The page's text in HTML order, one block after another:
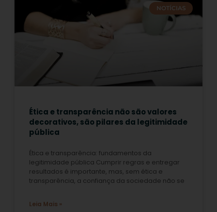
NOTÍCIAS
Ética e transparência não são valores
decorativos, são pilares da legitimidade
pública
Ética e transparência: fundamentos da
legitimidade pública Cumprir regras e entregar
resultados é importante, mas, sem ética e
transparência, a confiança da sociedade não se
Leia Mais »